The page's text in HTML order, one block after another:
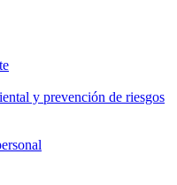
y prevención de riesgos